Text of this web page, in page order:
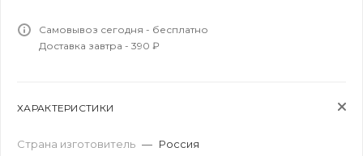
Самовывоз сегодня - бесплатно
Доставка завтра - 390 ₽
ХАРАКТЕРИСТИКИ
Страна изготовитель — Россия